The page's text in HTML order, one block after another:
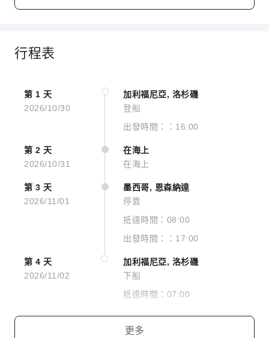
Interior Guarantee
行程表
第 1 天
2026/10/30
加利福尼亞, 洛杉磯
登船
出發時間：：16:00
第 2 天
2026/10/31
在海上
在海上
第 3 天
2026/11/01
墨西哥, 恩森納達
停靠
抵達時間：08:00
出發時間：：17:00
第 4 天
2026/11/02
加利福尼亞, 洛杉磯
下船
抵達時間：07:00
更多